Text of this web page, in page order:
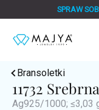
do
SPRAW
Bransoletki
11732
Ag925/1000; ≤3,03